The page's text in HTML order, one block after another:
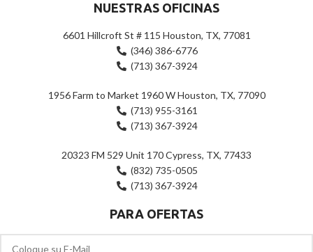
NUESTRAS OFICINAS
6601 Hillcroft St # 115 Houston, TX, 77081
(346) 386-6776
(713) 367-3924
1956 Farm to Market 1960 W Houston, TX, 77090
(713) 955-3161
(713) 367-3924
20323 FM 529 Unit 170 Cypress, TX, 77433
(832) 735-0505
(713) 367-3924
PARA OFERTAS